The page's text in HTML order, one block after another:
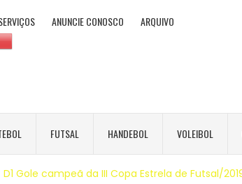
ANUNCIE CONOSCO ARQUIVO
FUTSAL HANDEBOL VOLEIBOL
D1 Gole campeã da III Copa Estrela de Futsal/